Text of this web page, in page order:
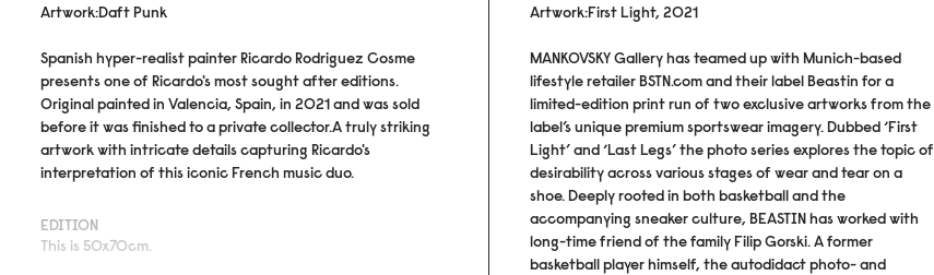
Artwork:Daft Punk
Spanish hyper-realist painter Ricardo Rodriguez Cosme
presents one of Ricardo's most sought after editions.
Original painted in Valencia, Spain, in 2021 and was sold
before it was finished to a private collector.A truly striking
artwork with intricate details capturing Ricardo's
interpretation of this iconic French music duo.
EDITION
This is 50x70cm.
Artwork:First Light, 2021
MANKOVSKY Gallery has teamed up with Munich-based
lifestyle retailer BSTN.com and their label Beastin for a
limited-edition print run of two exclusive artworks from the
label’s unique premium sportswear imagery. Dubbed ‘First
Light’ and ‘Last Legs’ the photo series explores the topic of
desirability across various stages of wear and tear on a
shoe. Deeply rooted in both basketball and the
accompanying sneaker culture, BEASTIN has worked with
long-time friend of the family Filip Gorski. A former
basketball player himself, the autodidact photo- and